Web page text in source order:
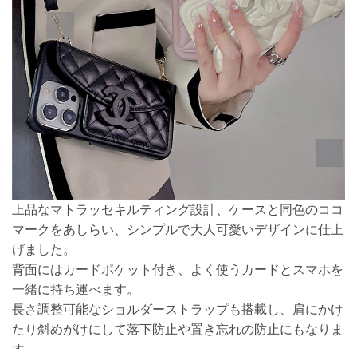
上品なマトラッセキルティング設計、ケースと同色のココ
マークをあしらい、シンプルで大人可愛いデザインに仕上
げました。
背面にはカードポケット付き、よく使うカードとスマホを
一緒に持ち運べます。
長さ調整可能なショルダーストラップも搭載し、肩にかけ
たり斜めがけにして落下防止や置き忘れの防止にもなりま